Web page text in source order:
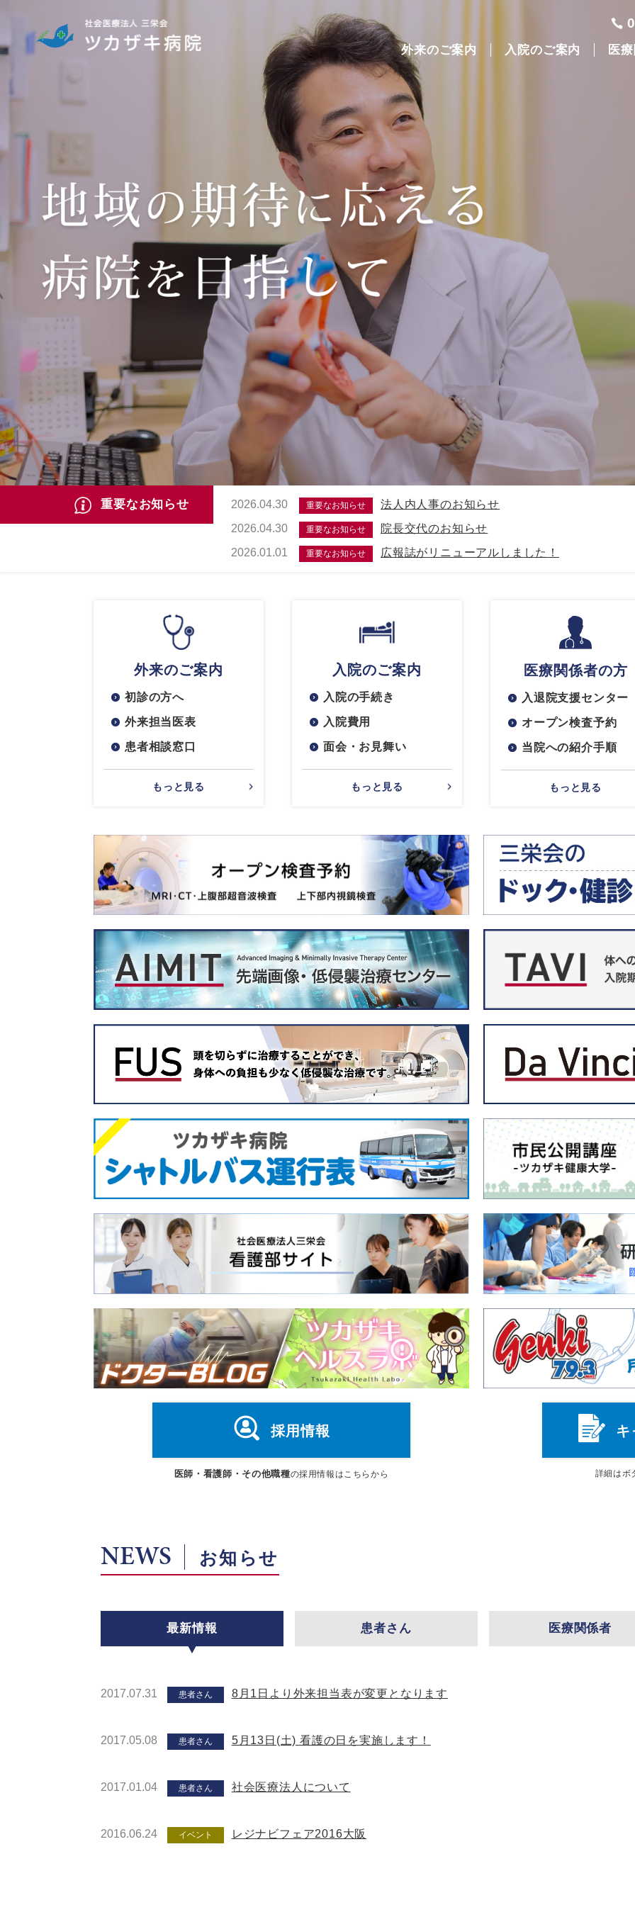
外来のご案内 入院のご案内 医
重要なお知らせ 2026.04.30 重要なお知らせ
法人内人事のお知らせ
2026.04.30
重要なお知らせ
院長交代のお知らせ
2026.01.01
重要なお知らせ 広報誌がリニューアルしました！
外来のご案内
初診の方へ
外来担当医表
患者相談窓口
もっと見る
入院のご案内
入院の手続き
入院費用
面会・お見舞い
もっと見る
医療関係者の方
入退院支援センター
オープン検査予約
当院への紹介手順
もっと見る
採用情報
医師・看護師・その他職種の採用情報はこちらから
キ
詳細はボ
NEWS お知らせ
最新情報 患者さん 医療関係者
2017.07.31 患者さん 8月1日より外来担当表が変更となります
2017.05.08 患者さん 5月13日(土) 看護の日を実施します！
2017.01.04 患者さん 社会医療法人について
2016.06.24 イベント レジナビフェア2016大阪